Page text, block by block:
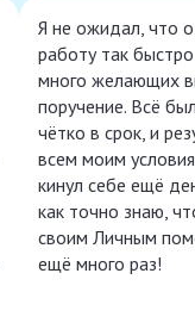
Я не ожидал, что
работу так
много желающих
поручение. Всё
чётко в срок, и
всем моим
кинул себе ещё
как точно знаю,
своим Личным
ещё много раз!